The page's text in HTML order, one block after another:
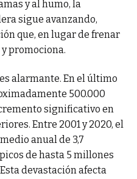
y al humo, la
sigue avanzando,
que, en lugar de frenar
promociona.
alarmante. En el último
500.000
significativo en
Entre 2001 y 2020, el
anual de 3,7
de hasta 5 millones
devastación afecta